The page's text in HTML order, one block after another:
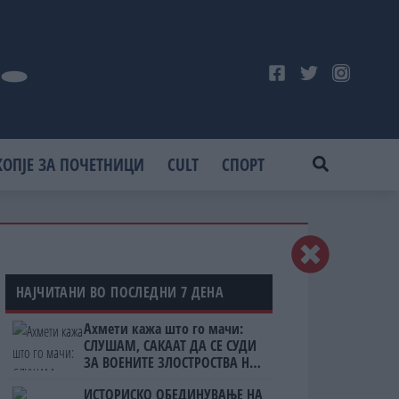
ЗА ПОЧЕТНИЦИ CULT СПОРТ
НАЈЧИТАНИ ВО ПОСЛЕДНИ 7 ДЕНА
Ахмети кажа што го мачи:
СЛУШАМ, САКААТ ДА СЕ СУДИ
ЗА ВОЕНИТЕ ЗЛОСТРОСТВА НА
ИСТОРИСКО ОБЕДИНУВАЊЕ НА